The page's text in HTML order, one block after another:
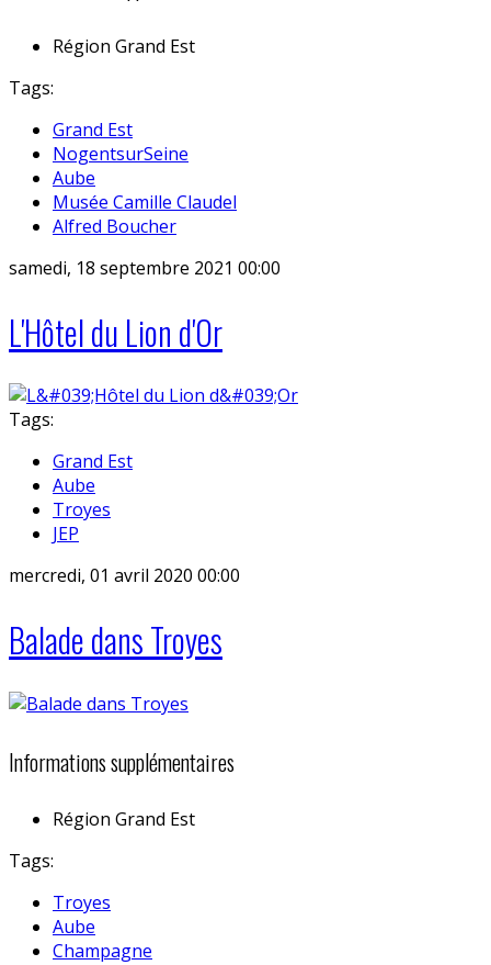
Région Grand Est
Tags:
Grand Est
NogentsurSeine
Aube
Musée Camille Claudel
Alfred Boucher
samedi, 18 septembre 2021 00:00
L'Hôtel du Lion d'Or
Tags:
Grand Est
Aube
Troyes
JEP
mercredi, 01 avril 2020 00:00
Balade dans Troyes
Informations supplémentaires
Région Grand Est
Tags:
Troyes
Aube
Champagne